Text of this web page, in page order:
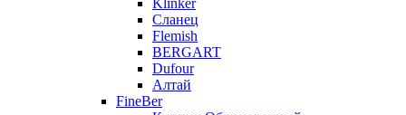
Klinker
Сланец
Flemish
BERGART
Dufour
Алтай
FineBer